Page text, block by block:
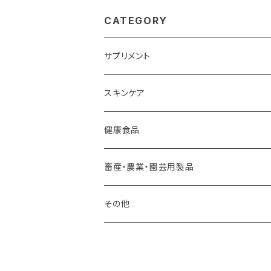
CATEGORY
サプリメント
スキンケア
健康食品
畜産・農業・園芸用製品
その他